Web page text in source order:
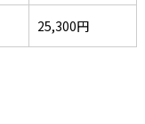
25,300円